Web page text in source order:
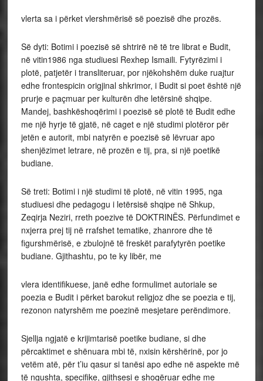
vlerta sa i përket vlershmërisë së poezisë dhe prozës.
Së dyti: Botimi i poezisë së shtrirë në të tre librat e Budit,
në vitin1986 nga studiuesi Rexhep Ismaili. Fytyrëzimi i
plotë, patjetër i transliteruar, por njëkohshëm duke ruajtur
edhe frontespicin origjinal shkrimor, i Budit si poet është një
prurje e paçmuar per kulturën dhe letërsinë shqipe.
Mandej, bashkëshoqërimi i poezisë së plotë të Budit edhe
me një hyrje të gjatë, në caget e një studimi plotëror për
jetën e autorit, mbi natyrën e poezisë së lëvruar apo
shenjëzimet letrare, në prozën e tij, pra, si një poetikë
budiane.
Së treti: Botimi i një studimi të plotë, në vitin 1995, nga
studiuesi dhe pedagogu i letërsisë shqipe në Shkup,
Zeqirja Neziri, rreth poezive të DOKTRINËS. Përfundimet e
nxjerra prej tij në rrafshet tematike, zhanrore dhe të
figurshmërisë, e zbulojnë të freskët parafytyrën poetike
budiane. Gjithashtu, po te ky libër, me
vlera identifikuese, janë edhe formulimet autoriale se
poezia e Budit i përket barokut religjoz dhe se poezia e tij,
rezonon natyrshëm me poezinë mesjetare perëndimore.
Sjellja ngjatë e krijimtarisë poetike budiane, si dhe
përcaktimet e shënuara mbi të, nxisin kërshërinë, por jo
vetëm atë, për t’iu qasur si tanësi apo edhe në aspekte më
të ngushta, specifike, gjithsesi e shoqëruar edhe me